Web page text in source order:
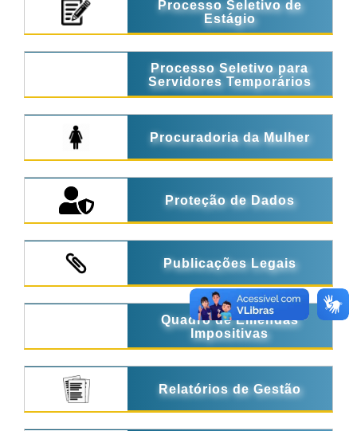
Processo Seletivo de
Estágio
Processo Seletivo para
Servidores Temporários
Procuradoria da Mulher
Proteção de Dados
Publicações Legais
Quadro de Emendas
Impositivas
Relatórios de Gestão